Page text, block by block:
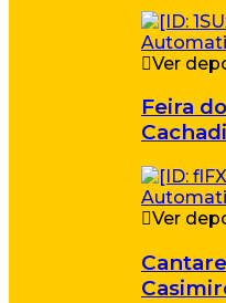
Ver
Feira
Ver